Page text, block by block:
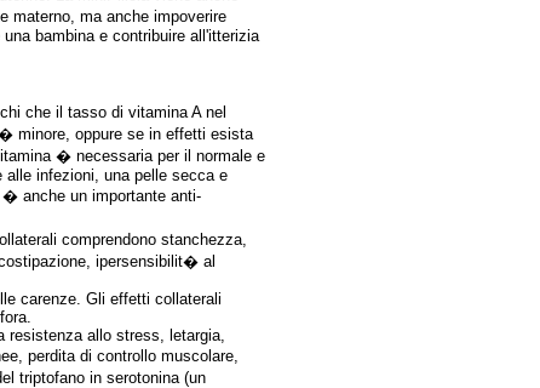
materno, ma anche impoverire
bambina e contribuire all'itterizia
che il tasso di vitamina A nel
minore, oppure se in effetti esista
� necessaria per il normale e
alle infezioni, una pelle secca e
anche un importante anti-
comprendono stanchezza,
ipersensibilit� al
carenze. Gli effetti collaterali
allo stress, letargia,
perdita di controllo muscolare,
triptofano in serotonina (un